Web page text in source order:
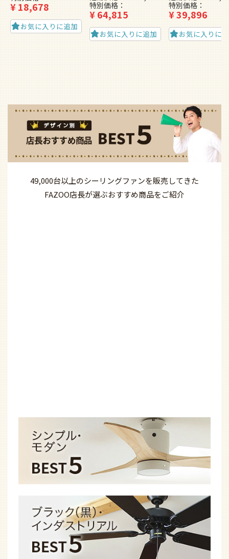
¥18,678
お気に入りに追加
特別価格
¥64,815
お気に入りに追加
特別価格
¥39,896
お気に入りに
49,000台以上のシーリングファンを販売してきた
FAZOO店長が選ぶおすすめ商品をご紹介